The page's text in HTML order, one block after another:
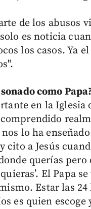
de los abusos
es noticia
los casos. Ya
como
en la Iglesia
lo ha
a Jesús
querías
El Papa
Estar las
es quien escoge